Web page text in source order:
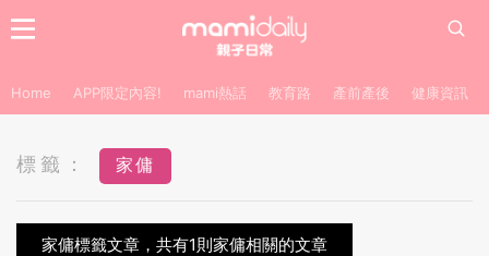
Home APP限定內容! mami熱話 教育路 產前產後 健康資訊
標籤： 家傭
家傭標籤文章，共有1則家傭相關的文章